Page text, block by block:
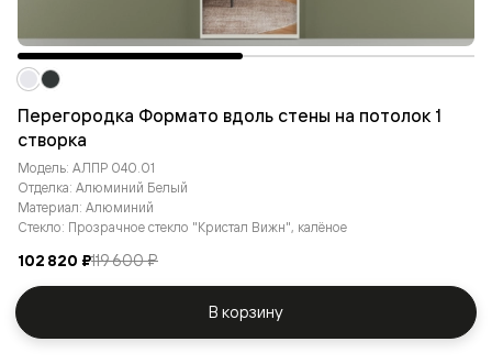
Перегородка Формато вдоль стены на потолок 1
створка
Модель: АЛПР 040.01
Отделка: Алюминий Белый
Материал: Алюминий
Стекло: Прозрачное стекло "Кристал Вижн", калёное
102 820 ₽119 600 ₽
В корзину